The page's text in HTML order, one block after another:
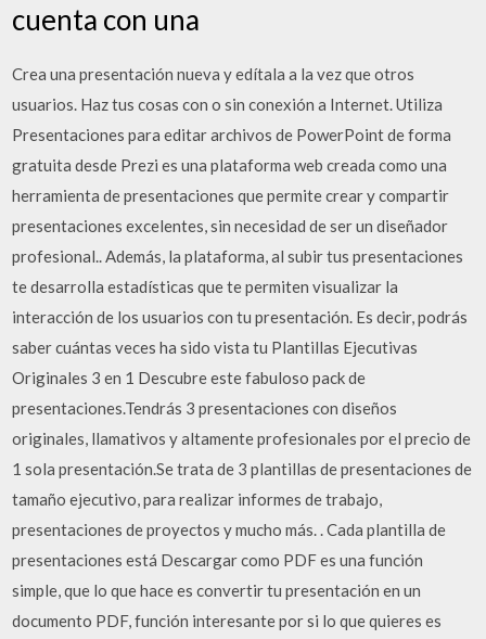
cuenta con una
Crea una presentación nueva y edítala a la vez que otros
usuarios. Haz tus cosas con o sin conexión a Internet. Utiliza
Presentaciones para editar archivos de PowerPoint de forma
gratuita desde Prezi es una plataforma web creada como una
herramienta de presentaciones que permite crear y compartir
presentaciones excelentes, sin necesidad de ser un diseñador
profesional.. Además, la plataforma, al subir tus presentaciones
te desarrolla estadísticas que te permiten visualizar la
interacción de los usuarios con tu presentación. Es decir, podrás
saber cuántas veces ha sido vista tu Plantillas Ejecutivas
Originales 3 en 1 Descubre este fabuloso pack de
presentaciones.Tendrás 3 presentaciones con diseños
originales, llamativos y altamente profesionales por el precio de
1 sola presentación.Se trata de 3 plantillas de presentaciones de
tamaño ejecutivo, para realizar informes de trabajo,
presentaciones de proyectos y mucho más. . Cada plantilla de
presentaciones está Descargar como PDF es una función
simple, que lo que hace es convertir tu presentación en un
documento PDF, función interesante por si lo que quieres es